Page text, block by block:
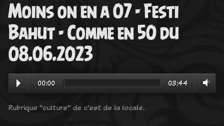
Moins on en a 07 - Festi
Bahut - Comme en 50 du
08.06.2023
00:00 03:44
Rubrique "culture" de c'est de la locale.